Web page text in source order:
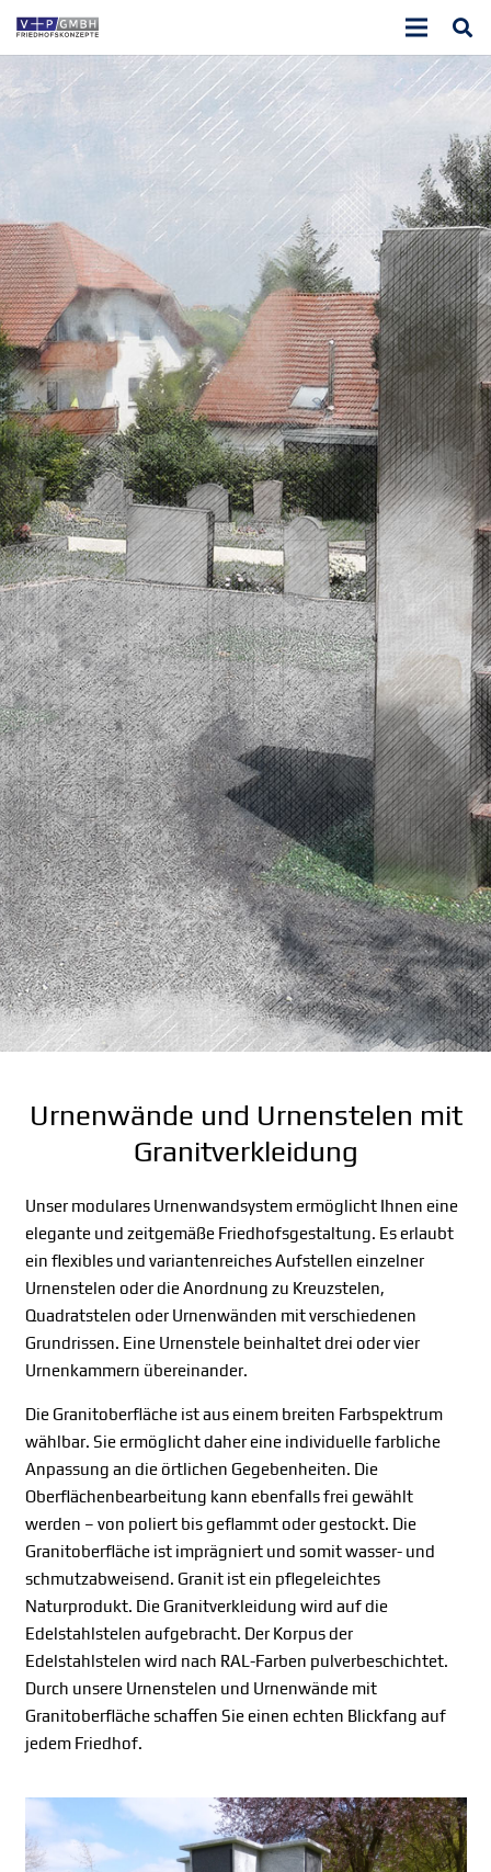
Urnenwände und Urnenstelen mit
Granitverkleidung
Unser modulares Urnenwandsystem ermöglicht Ihnen eine
elegante und zeitgemäße Friedhofsgestaltung. Es erlaubt
ein flexibles und variantenreiches Aufstellen einzelner
Urnenstelen oder die Anordnung zu Kreuzstelen,
Quadratstelen oder Urnenwänden mit verschiedenen
Grundrissen. Eine Urnenstele beinhaltet drei oder vier
Urnenkammern übereinander.
Die Granitoberfläche ist aus einem breiten Farbspektrum
wählbar. Sie ermöglicht daher eine individuelle farbliche
Anpassung an die örtlichen Gegebenheiten. Die
Oberflächenbearbeitung kann ebenfalls frei gewählt
werden – von poliert bis geflammt oder gestockt. Die
Granitoberfläche ist imprägniert und somit wasser- und
schmutzabweisend. Granit ist ein pflegeleichtes
Naturprodukt. Die Granitverkleidung wird auf die
Edelstahlstelen aufgebracht. Der Korpus der
Edelstahlstelen wird nach RAL-Farben pulverbeschichtet.
Durch unsere Urnenstelen und Urnenwände mit
Granitoberfläche schaffen Sie einen echten Blickfang auf
jedem Friedhof.